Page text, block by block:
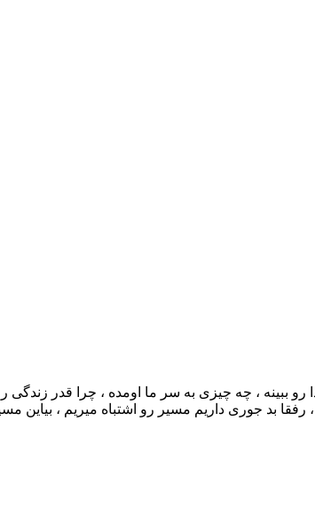
، چه چیزی به سر ما اومده ، چرا قدر زندگی
رفقا بد جوری داریم مسیر رو اشتباه میریم ،